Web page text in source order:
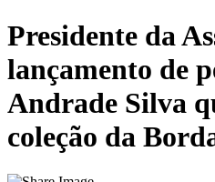
Presidente da
lançamento de
Andrade Silva
coleção da